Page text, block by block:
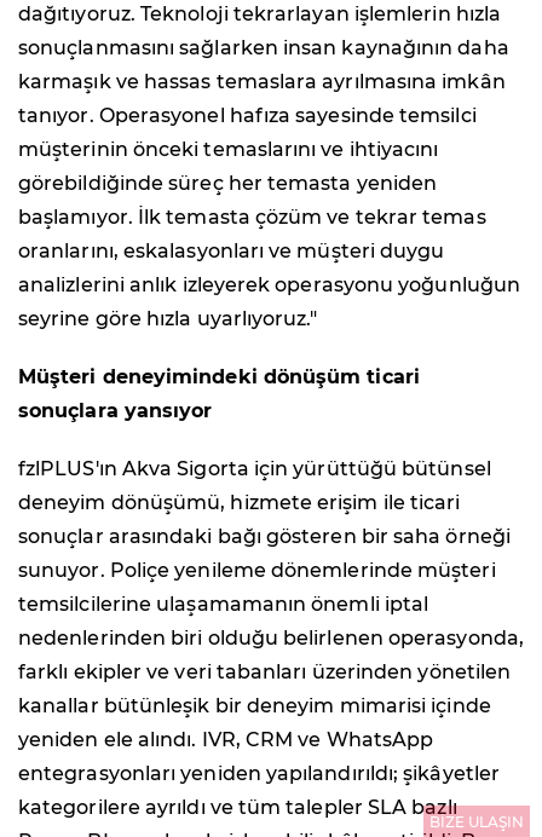
dağıtıyoruz. Teknoloji tekrarlayan işlemlerin hızla
sonuçlanmasını sağlarken insan kaynağının daha
karmaşık ve hassas temaslara ayrılmasına imkân
tanıyor. Operasyonel hafıza sayesinde temsilci
müşterinin önceki temaslarını ve ihtiyacını
görebildiğinde süreç her temasta yeniden
başlamıyor. İlk temasta çözüm ve tekrar temas
oranlarını, eskalasyonları ve müşteri duygu
analizlerini anlık izleyerek operasyonu yoğunluğun
seyrine göre hızla uyarlıyoruz."
Müşteri deneyimindeki dönüşüm ticari
sonuçlara yansıyor
fzlPLUS'ın Akva Sigorta için yürüttüğü bütünsel
deneyim dönüşümü, hizmete erişim ile ticari
sonuçlar arasındaki bağı gösteren bir saha örneği
sunuyor. Poliçe yenileme dönemlerinde müşteri
temsilcilerine ulaşamamanın önemli iptal
nedenlerinden biri olduğu belirlenen operasyonda,
farklı ekipler ve veri tabanları üzerinden yönetilen
kanallar bütünleşik bir deneyim mimarisi içinde
yeniden ele alındı. IVR, CRM ve WhatsApp
entegrasyonları yeniden yapılandırıldı; şikâyetler
kategorilere ayrıldı ve tüm talepler SLA bazlı
BİZE ULAŞIN